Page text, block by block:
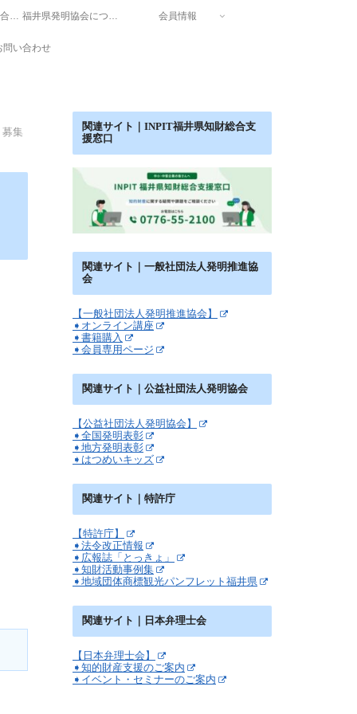
会員情報
問い合わせ
募集
関連サイト｜INPIT福井県知財総合支
援窓口
関連サイト｜一般社団法人発明推進協
会
【一般社団法人発明推進協会】
➧オンライン講座
➧書籍購入
➧会員専用ページ
関連サイト｜公益社団法人発明協会
【公益社団法人発明協会】
➧全国発明表彰
➧地方発明表彰
➧はつめいキッズ
関連サイト｜特許庁
【特許庁】
➧法令改正情報
➧広報誌「とっきょ」
➧知財活動事例集
➧地域団体商標観光パンフレット福井県
関連サイト｜日本弁理士会
【日本弁理士会】
➧知的財産支援のご案内
➧イベント・セミナーのご案内